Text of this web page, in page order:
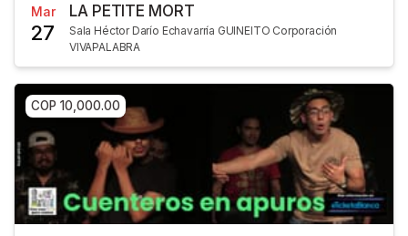
Mar
27
LA PETITE MORT
Sala Héctor Darío Echavarría GUINEITO Corporación
VIVAPALABRA
COP 10,000.00